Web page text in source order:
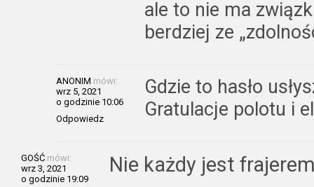
ale to nie ma
berdziej ze
ANONIM mówi:
wrz 5, 2021
o godzinie 10:06
Odpowiedz
Gdzie to hasło
Gratulacje polotu i
GOŚĆ mówi:
wrz 3, 2021
o godzinie 19:09
Nie każdy jest